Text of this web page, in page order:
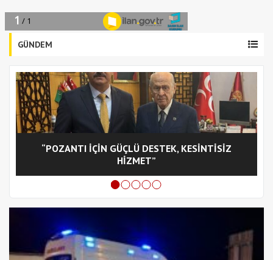
GÜNDEM
“POZANTI İÇİN GÜÇLÜ DESTEK, KESİNTİSİZ
HİZMET”